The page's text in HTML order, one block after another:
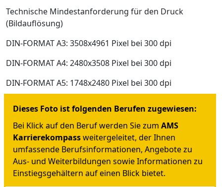
Technische Mindestanforderung für den Druck
(Bildauflösung)
DIN-FORMAT A3: 3508x4961 Pixel bei 300 dpi
DIN-FORMAT A4: 2480x3508 Pixel bei 300 dpi
DIN-FORMAT A5: 1748x2480 Pixel bei 300 dpi
Dieses Foto ist folgenden Berufen zugewiesen:
Bei Klick auf den Beruf werden Sie zum AMS
Karrierekompassweitergeleitet, der Ihnen
umfassende Berufsinformationen, Angebote zu
Aus- und Weiterbildungen sowie Informationen zu
Einstiegsgehältern auf einen Blick bietet.